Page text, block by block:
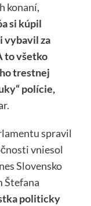
konaní,
si kúpil
vybavil za
to všetko
trestnej
polície,
spravil
vniesol
Slovensko
Štefana
politicky